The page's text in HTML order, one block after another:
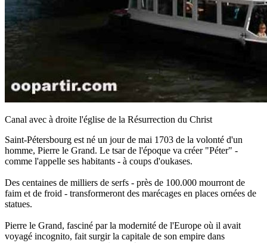
Canal avec à droite l'église de la Résurrection du Christ
Saint-Pétersbourg est né un jour de mai 1703 de la volonté d'un
homme, Pierre le Grand. Le tsar de l'époque va créer "Péter" -
comme l'appelle ses habitants - à coups d'oukases.
Des centaines de milliers de serfs - près de 100.000 mourront de
faim et de froid - transformeront des marécages en places ornées de
statues.
Pierre le Grand, fasciné par la modernité de l'Europe où il avait
voyagé incognito, fait surgir la capitale de son empire dans